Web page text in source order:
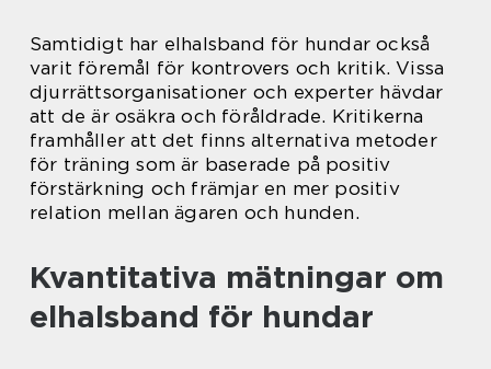
Samtidigt har elhalsband för hundar också
varit föremål för kontrovers och kritik. Vissa
djurrättsorganisationer och experter hävdar
att de är osäkra och föråldrade. Kritikerna
framhåller att det finns alternativa metoder
för träning som är baserade på positiv
förstärkning och främjar en mer positiv
relation mellan ägaren och hunden.
Kvantitativa mätningar om
elhalsband för hundar